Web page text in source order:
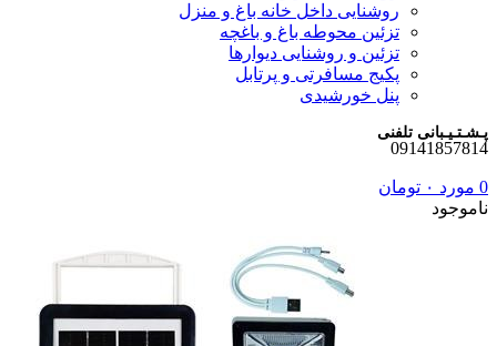
روشنایی داخل خانه باغ و منزل
تزئین محوطه باغ و باغچه
تزئین و روشنایی دیوارها
پکیج مسافرتی و پرتابل
پنل خورشیدی
پـشـتـیـبانی تلفنی
09141857814
0 مورد ۰ تومان
ناموجود